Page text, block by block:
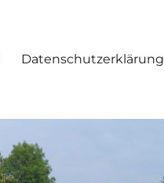
Datenschutzerklärung